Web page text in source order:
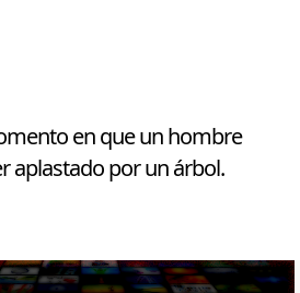
en que un hombre
aplastado por un árbol.